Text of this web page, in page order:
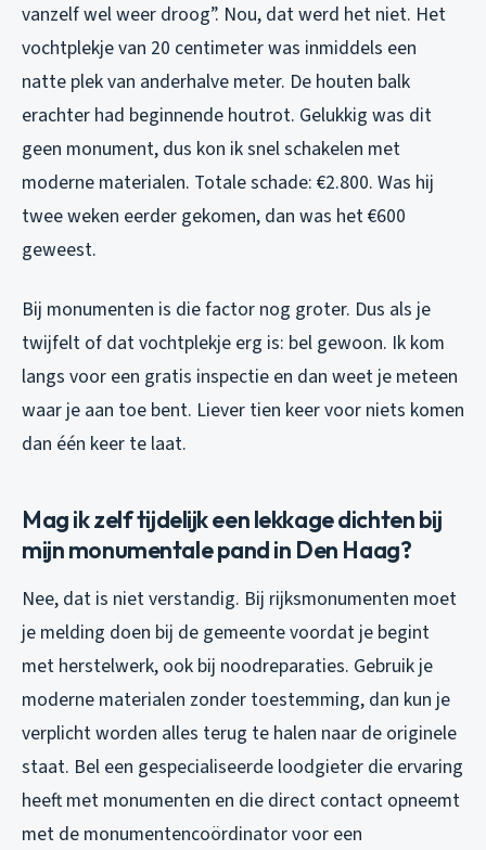
vanzelf wel weer droog”. Nou, dat werd het niet. Het
vochtplekje van 20 centimeter was inmiddels een
natte plek van anderhalve meter. De houten balk
erachter had beginnende houtrot. Gelukkig was dit
geen monument, dus kon ik snel schakelen met
moderne materialen. Totale schade: €2.800. Was hij
twee weken eerder gekomen, dan was het €600
geweest.
Bij monumenten is die factor nog groter. Dus als je
twijfelt of dat vochtplekje erg is: bel gewoon. Ik kom
langs voor een gratis inspectie en dan weet je meteen
waar je aan toe bent. Liever tien keer voor niets komen
dan één keer te laat.
Mag ik zelf tijdelijk een lekkage dichten bij
mijn monumentale pand in Den Haag?
Nee, dat is niet verstandig. Bij rijksmonumenten moet
je melding doen bij de gemeente voordat je begint
met herstelwerk, ook bij noodreparaties. Gebruik je
moderne materialen zonder toestemming, dan kun je
verplicht worden alles terug te halen naar de originele
staat. Bel een gespecialiseerde loodgieter die ervaring
heeft met monumenten en die direct contact opneemt
met de monumentencoördinator voor een